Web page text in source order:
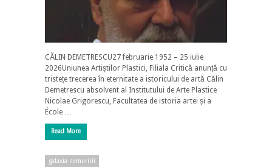
CĂLIN DEMETRESCU27 februarie 1952 – 25 iulie
2026Uniunea Artiștilor Plastici, Filiala Critică anunță cu
tristețe trecerea în eternitate a istoricului de artă Călin
Demetrescu absolvent al Institutului de Arte Plastice
Nicolae Grigorescu, Facultatea de istoria artei și a
École …
Read More
galaxia nemuririi